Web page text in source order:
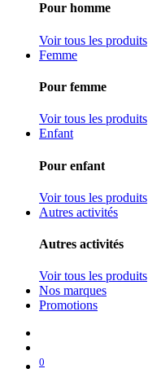
Pour homme
Voir tous les produits
Femme
Pour femme
Voir tous les produits
Enfant
Pour enfant
Voir tous les produits
Autres activités
Autres activités
Voir tous les produits
Nos marques
Promotions
0